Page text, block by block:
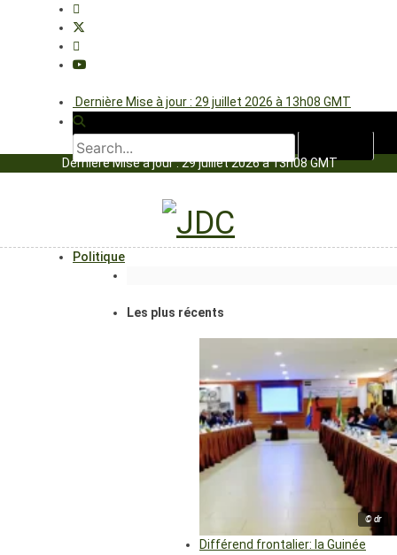
Dernière Mise à jour : 29 juillet 2026 à 13h08 GMT
Dernière Mise à jour : 29 juillet 2026 à 13h08 GMT
Politique
Les plus récents
© dr
Différend frontalier: la Guinée